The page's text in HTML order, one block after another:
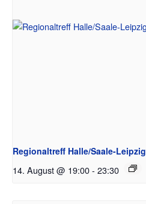
Regionaltreff Halle/Saale-Leipzig
14. August @ 19:00- 23:30